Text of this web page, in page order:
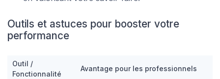
Outils et astuces pour booster votre
performance
Outil /
Fonctionnalité
Avantage pour les professionnels